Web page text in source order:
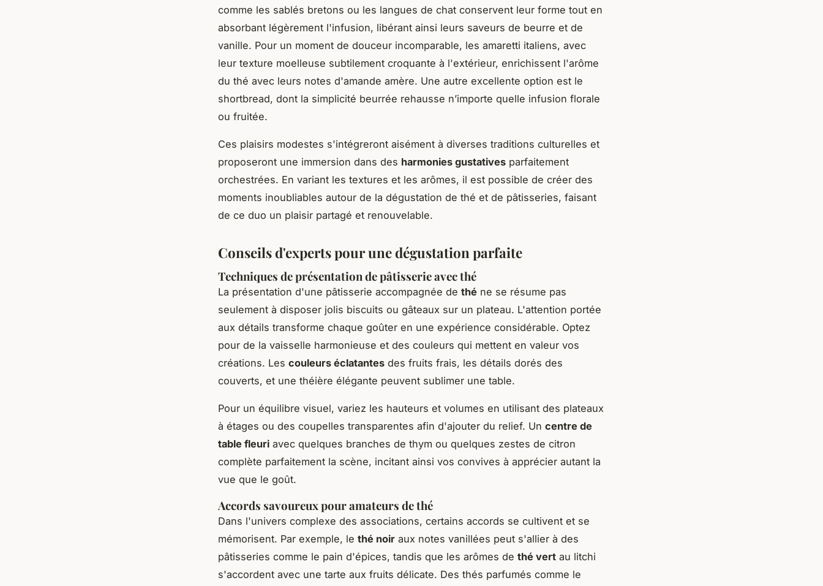
comme les sablés bretons ou les langues de chat conservent leur forme tout en
absorbant légèrement l'infusion, libérant ainsi leurs saveurs de beurre et de
vanille. Pour un moment de douceur incomparable, les amaretti italiens, avec
leur texture moelleuse subtilement croquante à l'extérieur, enrichissent l'arôme
du thé avec leurs notes d'amande amère. Une autre excellente option est le
shortbread, dont la simplicité beurrée rehausse n’importe quelle infusion florale
ou fruitée.
Ces plaisirs modestes s'intégreront aisément à diverses traditions culturelles et
proposeront une immersion dans des harmonies gustatives parfaitement
orchestrées. En variant les textures et les arômes, il est possible de créer des
moments inoubliables autour de la dégustation de thé et de pâtisseries, faisant
de ce duo un plaisir partagé et renouvelable.
Conseils d'experts pour une dégustation parfaite
Techniques de présentation de pâtisserie avec thé
La présentation d'une pâtisserie accompagnée de thé ne se résume pas
seulement à disposer jolis biscuits ou gâteaux sur un plateau. L'attention portée
aux détails transforme chaque goûter en une expérience considérable. Optez
pour de la vaisselle harmonieuse et des couleurs qui mettent en valeur vos
créations. Les couleurs éclatantes des fruits frais, les détails dorés des
couverts, et une théière élégante peuvent sublimer une table.
Pour un équilibre visuel, variez les hauteurs et volumes en utilisant des plateaux
à étages ou des coupelles transparentes afin d'ajouter du relief. Un centre de
table fleuri avec quelques branches de thym ou quelques zestes de citron
complète parfaitement la scène, incitant ainsi vos convives à apprécier autant la
vue que le goût.
Accords savoureux pour amateurs de thé
Dans l'univers complexe des associations, certains accords se cultivent et se
mémorisent. Par exemple, le thé noir aux notes vanillées peut s'allier à des
pâtisseries comme le pain d'épices, tandis que les arômes de thé vert au litchi
s'accordent avec une tarte aux fruits délicate. Des thés parfumés comme le